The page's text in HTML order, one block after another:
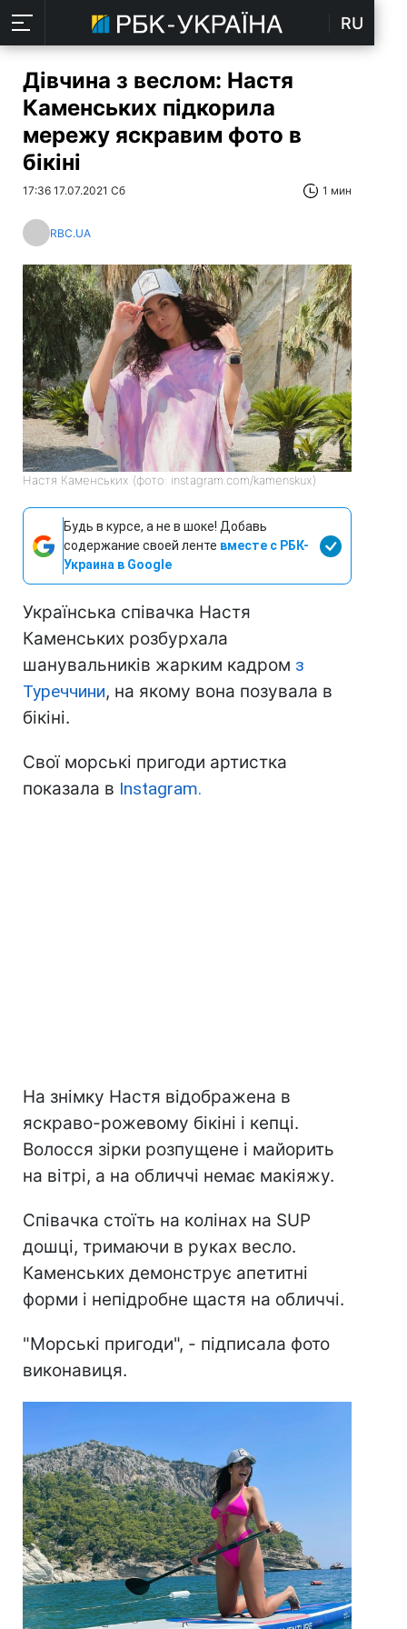
RU
Дівчина з веслом: Настя
Каменських підкорила
мережу яскравим фото в
бікіні
17:36 17.07.2021 Сб 1 мин
RBC.UA
Настя Каменських (фото: instagram.com/kamenskux)
Будь в курсе, а не в шоке! Добавь
содержание своей ленте вместе с РБК-
Украина в Google
Українська співачка Настя
Каменських розбурхала
шанувальників жарким кадром з
Туреччини, на якому вона позувала в
бікіні.
Свої морські пригоди артистка
показала в Instagram.
На знімку Настя відображена в
яскраво-рожевому бікіні і кепці.
Волосся зірки розпущене і майорить
на вітрі, а на обличчі немає макіяжу.
Співачка стоїть на колінах на SUP
дошці, тримаючи в руках весло.
Каменських демонструє апетитні
форми і непідробне щастя на обличчі.
"Морські пригоди", - підписала фото
виконавиця.